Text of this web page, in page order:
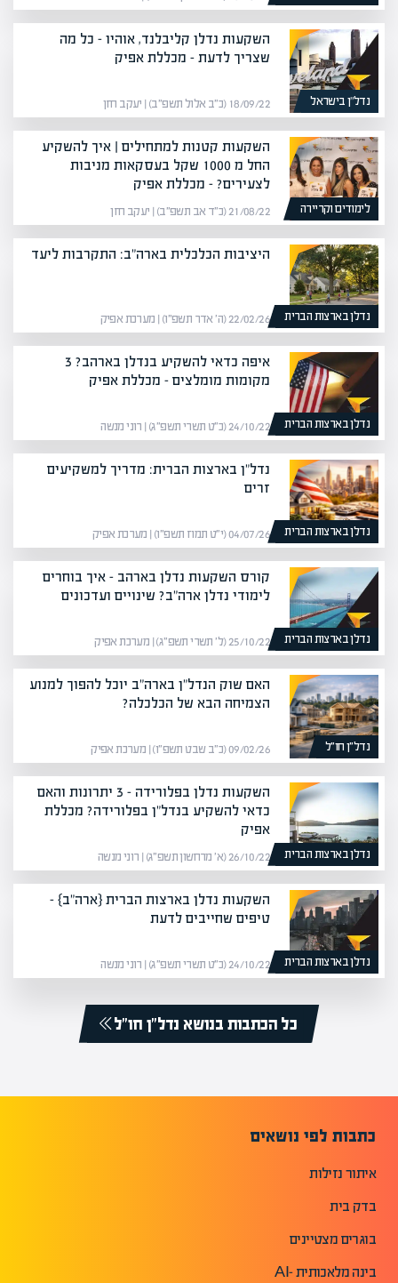
נדל”ן בישראל
השקעות נדלן קליבלנד, אוהיו – כל מה
שצריך לדעת – מכללת אפיק
18/09/22 (כ״ב אלול תשפ״ב) | יעקב חזן
לימודים וקריירה
השקעות קטנות למתחילים | איך להשקיע
החל מ 1000 שקל בעסקאות מניבות
לצעירים? – מכללת אפיק
21/08/22 (כ״ד אב תשפ״ב) | יעקב חזן
נדלן בארצות הברית
היציבות הכלכלית בארה"ב: התקרבות ליעד
22/02/26 (ה׳ אדר תשפ״ו) | מערכת אפיק
נדלן בארצות הברית
איפה כדאי להשקיע בנדלן בארהב? 3
מקומות מומלצים – מכללת אפיק
24/10/22 (כ״ט תשרי תשפ״ג) | רוני מנשה
נדלן בארצות הברית
נדל"ן בארצות הברית: מדריך למשקיעים
זרים
04/07/26 (י״ט תמוז תשפ״ו) | מערכת אפיק
נדלן בארצות הברית
קורס השקעות נדלן בארהב – איך בוחרים
לימודי נדלן ארה"ב? שינויים ועדכונים
25/10/22 (ל׳ תשרי תשפ״ג) | מערכת אפיק
נדל״ן חו״ל
האם שוק הנדל"ן בארה"ב יוכל להפוך למנוע
הצמיחה הבא של הכלכלה?
09/02/26 (כ״ב שבט תשפ״ו) | מערכת אפיק
נדלן בארצות הברית
השקעות נדלן בפלורידה – 3 יתרונות והאם
כדאי להשקיע בנדל"ן בפלורידה? מכללת
אפיק
26/10/22 (א׳ מרחשון תשפ״ג) | רוני מנשה
נדלן בארצות הברית
השקעות נדלן בארצות הברית {ארה"ב} –
טיפים שחייבים לדעת
24/10/22 (כ״ט תשרי תשפ״ג) | רוני מנשה
כל הכתבות בנושא נדל״ן חו״ל
כתבות לפי נושאים
איתור נזילות
בדק בית
בוגרים מצטיינים
בינה מלאכותית -AI